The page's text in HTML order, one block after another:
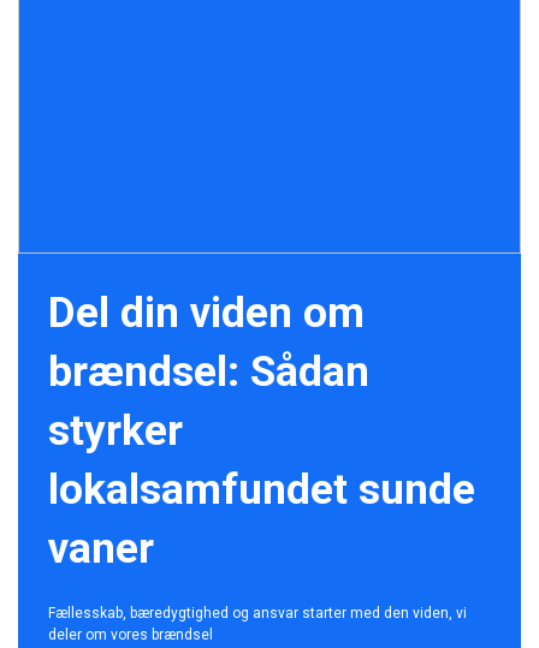
Del din viden om
brændsel: Sådan
styrker
lokalsamfundet sunde
vaner
Fællesskab, bæredygtighed og ansvar starter med den viden, vi
deler om vores brændsel